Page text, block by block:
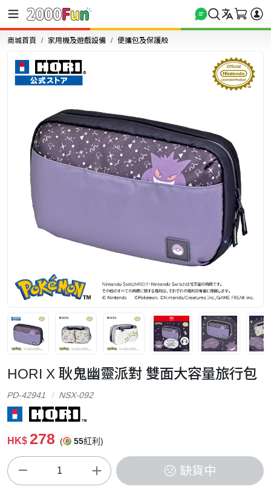
商城首頁 家用機及遊戲設備 便攜包及保護殼
HORI X 耿鬼幽靈派對 雙面大容量旅行包
PD-42941 NSX-092
HK$ 278 ( 55紅利)
缺貨中